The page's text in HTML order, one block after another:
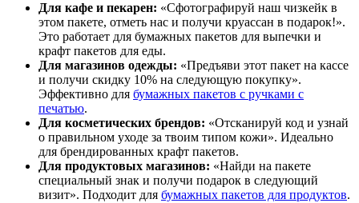
Для кафе и пекарен: «Сфотографируй наш чизкейк в
этом пакете, отметь нас и получи круассан в подарок!».
Это работает для бумажных пакетов для выпечки и
крафт пакетов для еды.
Для магазинов одежды: «Предъяви этот пакет на кассе
и получи скидку 10% на следующую покупку».
Эффективно для бумажных пакетов с ручками с
печатью.
Для косметических брендов: «Отсканируй код и узнай
о правильном уходе за твоим типом кожи». Идеально
для брендированных крафт пакетов.
Для продуктовых магазинов: «Найди на пакете
специальный знак и получи подарок в следующий
визит». Подходит для бумажных пакетов для продуктов.